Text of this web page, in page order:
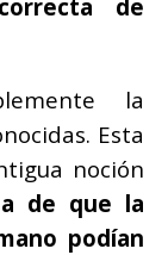
de
la
Esta
noción
de que la
podían